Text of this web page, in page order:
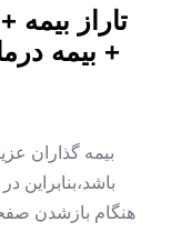
تاراز بیمه
+ بیمه
بیمه گذاران
باشد،بنابراین
هنگام بازشدن